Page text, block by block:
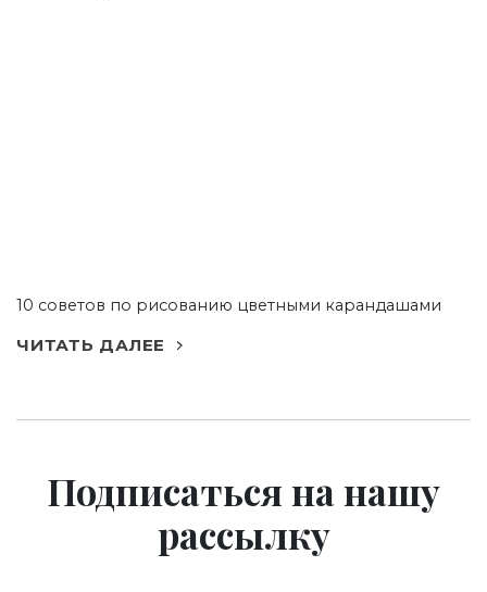
10 советов по рисованию цветными карандашами
ЧИТАТЬ ДАЛЕЕ
Подписатьсяна нашу
рассылку